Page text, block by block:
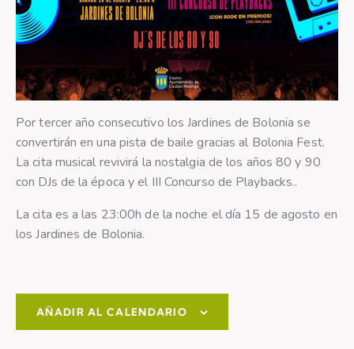
Por tercer año consecutivo los Jardines de Bolonia se
convertirán en una pista de baile gracias al Bolonia Fest.
La cita musical revivirá la nostalgia de los años 80 y 90
con DJs de la época y el III Concurso de Playbacks..
La cita es a las 23:00h de la noche el día 15 de agosto en
los Jardines de Bolonia.
AÑADIR AL CALENDARIO